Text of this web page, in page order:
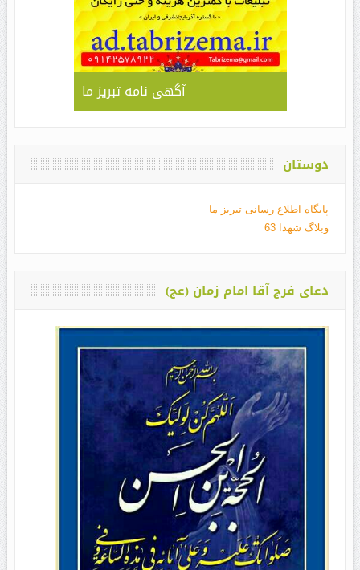
آگهی نامه تبریز ما
دوستان
پایگاه اطلاع رسانی تبریز ما
وبلاگ شهدا 63
دعای فرج آقا امام زمان (عج)